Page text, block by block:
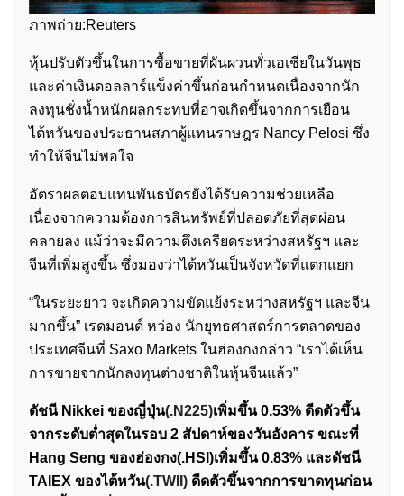
ภาพถ่าย:Reuters
หุ้นปรับตัวขึ้นในการซื้อขายที่ผันผวนทั่วเอเชียในวันพุธ
และค่าเงินดอลลาร์แข็งค่าขึ้นก่อนกำหนดเนื่องจากนัก
ลงทุนชั่งน้ำหนักผลกระทบที่อาจเกิดขึ้นจากการเยือน
ไต้หวันของประธานสภาผู้แทนราษฎร Nancy Pelosi ซึ่ง
ทำให้จีนไม่พอใจ
อัตราผลตอบแทนพันธบัตรยังได้รับความช่วยเหลือ
เนื่องจากความต้องการสินทรัพย์ที่ปลอดภัยที่สุดผ่อน
คลายลง แม้ว่าจะมีความตึงเครียดระหว่างสหรัฐฯ และ
จีนที่เพิ่มสูงขึ้น ซึ่งมองว่าไต้หวันเป็นจังหวัดที่แตกแยก
“ในระยะยาว จะเกิดความขัดแย้งระหว่างสหรัฐฯ และจีน
มากขึ้น” เรดมอนด์ หว่อง นักยุทธศาสตร์การตลาดของ
ประเทศจีนที่ Saxo Markets ในฮ่องกงกล่าว “เราได้เห็น
การขายจากนักลงทุนต่างชาติในหุ้นจีนแล้ว”
ดัชนี Nikkei ของญี่ปุ่น(.N225)เพิ่มขึ้น 0.53% ดีดตัวขึ้น
จากระดับต่ำสุดในรอบ 2 สัปดาห์ของวันอังคาร ขณะที่
Hang Seng ของฮ่องกง(.HSI)เพิ่มขึ้น 0.83% และดัชนี
TAIEX ของไต้หวัน(.TWII) ดีดตัวขึ้นจากการขาดทุนก่อน